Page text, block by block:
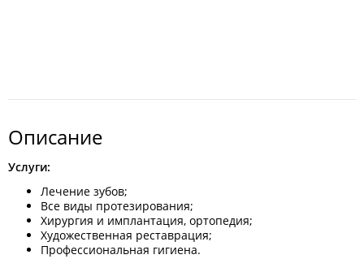
Описание
Услуги:
Лечение зубов;
Все виды протезирования;
Хирургия и имплантация, ортопедия;
Художественная реставрация;
Профессиональная гигиена.